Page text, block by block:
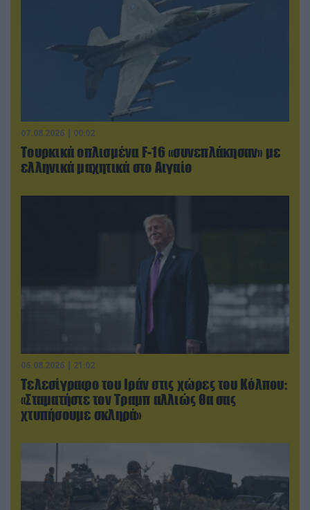
07.08.2026 | 00:02
Τουρκικά οπλισμένα F-16 «συνεπλάκησαν» με
ελληνικά μαχητικά στο Αιγαίο
06.08.2026 | 21:02
Τελεσίγραφο του Ιράν στις χώρες του Κόλπου:
«Σταματήστε τον Τραμπ αλλιώς θα σας
χτυπήσουμε σκληρά»